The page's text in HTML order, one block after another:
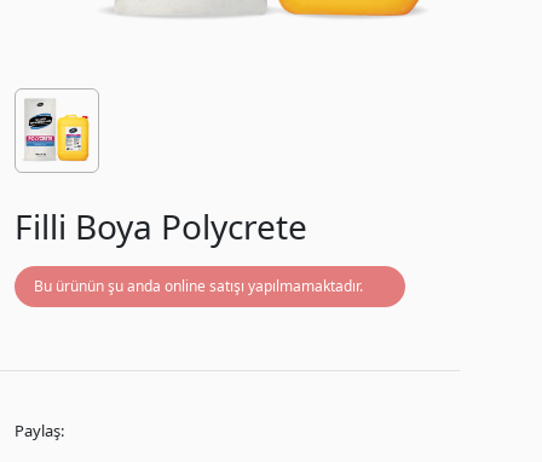
Filli Boya Polycrete
Bu ürünün şu anda online satışı yapılmamaktadır.
Paylaş: